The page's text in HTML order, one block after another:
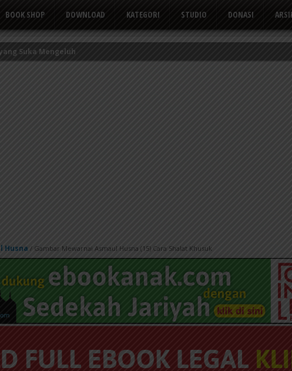
BOOK SHOP DOWNLOAD KATEGORI STUDIO DONASI
Kerbau
Husna / Gambar Mewarnai Asmaul Husna (15) Cara Shalat Khusuk